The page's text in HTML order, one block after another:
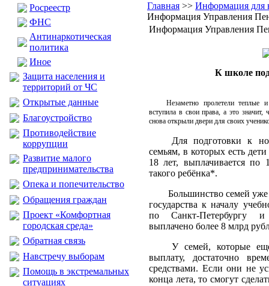
Росреестр
ФНС
Антинаркотическая
политика
Иное
Защита населения и
территорий от ЧС
Открытые данные
Благоустройство
Противодействие
коррупции
Развитие малого
предпринимательства
Опека и попечительство
Обращения граждан
Проект «Комфортная
городская среда»
Обратная связь
Навстречу выборам
Помощь в экстремальных
ситуациях
Главная >> Информация для
Информация Управления
Информация Управления
К школе
Незаметно пролетели теплые
вступила в свои права, а это
снова открыли двери для своих
Для подготовки к
семьям, в которых есть
18 лет, выплачивается по
такого ребёнка*.
Большинство семей
государства к началу
по Санкт-Петербургу и
выплачено более 8 млрд
У семей, которые
выплату, достаточно
средствами. Если они не
конца лета, то смогут